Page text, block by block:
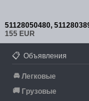
155 EUR
📋 Объявления
🚘 Легковые
🚚 Грузовые